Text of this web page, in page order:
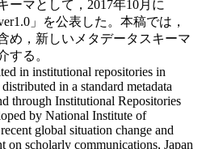
ーマとして，2017年10月に
」を公表した。本稿では，
め，新しいメタデータスキーマ
する。
in institutional repositories in
in a standard metadata
through Institutional Repositories
by National Institute of
global situation change and
on scholarly communications, Japan